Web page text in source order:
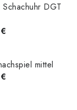
DGT
mittel